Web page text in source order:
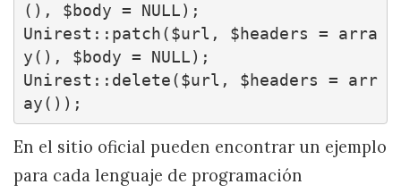
(), $body = NULL);
Unirest::patch($url, $headers = arra
y(), $body = NULL);
Unirest::delete($url, $headers = arr
ay());
En el sitio oficial pueden encontrar un ejemplo
para cada lenguaje de programación